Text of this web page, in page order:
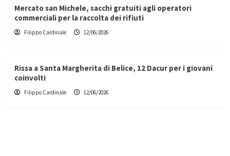
Mercato san Michele, sacchi gratuiti agli operatori
commerciali per la raccolta dei rifiuti
Filippo Cardinale 12/06/2026
Rissa a Santa Margherita di Belice, 12 Dacur per i giovani
coinvolti
Filippo Cardinale 12/06/2026